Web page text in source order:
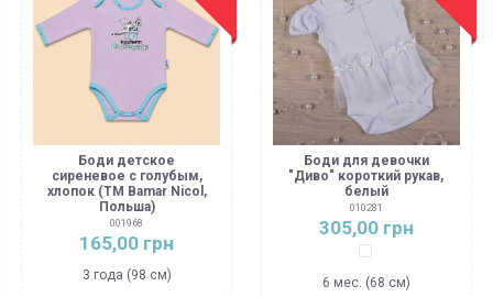
Боди детское
сиреневое с голубым,
хлопок (ТМ Bamar Nicol,
Польша)
001968
165,00 грн
3 года (98 см)
Боди для девочки
"Диво" короткий рукав,
белый
010281
305,00 грн
Белый
6 мес. (68 см)